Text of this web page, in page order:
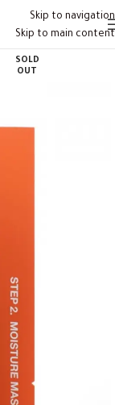
Skip to navigation
Skip to main content
SOLD
OUT